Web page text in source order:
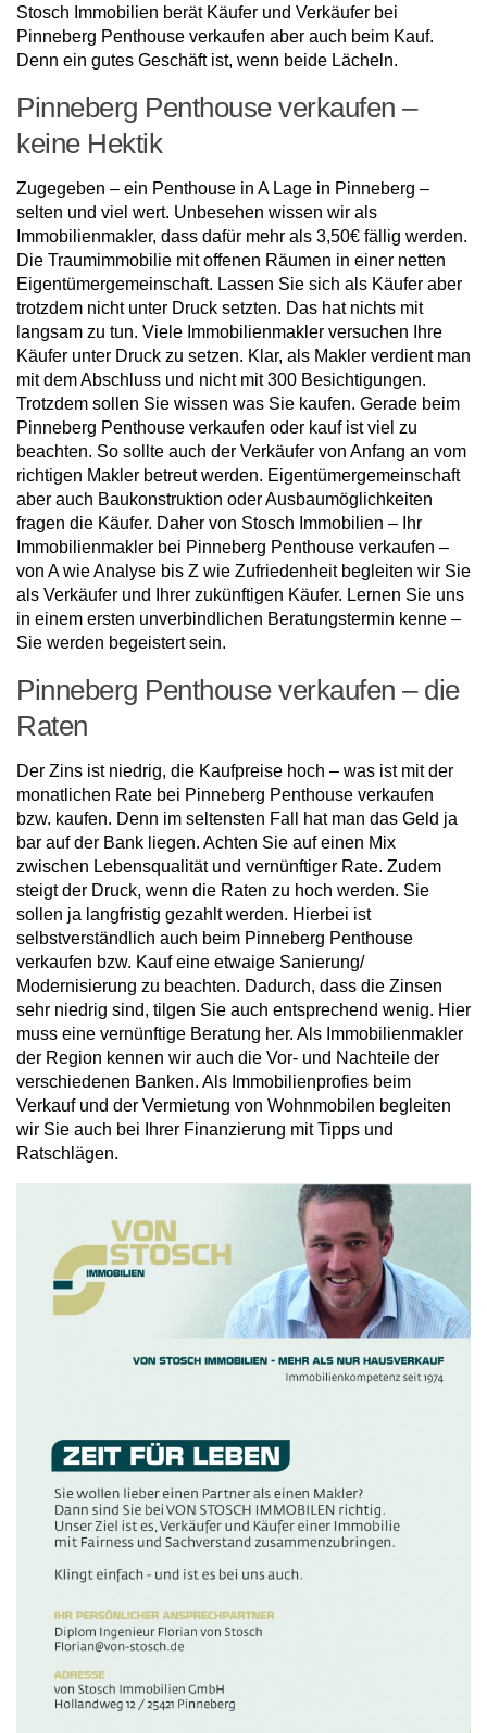
Stosch Immobilien berät Käufer und Verkäufer bei
Pinneberg Penthouse verkaufen aber auch beim Kauf.
Denn ein gutes Geschäft ist, wenn beide Lächeln.
Pinneberg Penthouse verkaufen –
keine Hektik
Zugegeben – ein Penthouse in A Lage in Pinneberg –
selten und viel wert. Unbesehen wissen wir als
Immobilienmakler, dass dafür mehr als 3,50€ fällig werden.
Die Traumimmobilie mit offenen Räumen in einer netten
Eigentümergemeinschaft. Lassen Sie sich als Käufer aber
trotzdem nicht unter Druck setzten. Das hat nichts mit
langsam zu tun. Viele Immobilienmakler versuchen Ihre
Käufer unter Druck zu setzen. Klar, als Makler verdient man
mit dem Abschluss und nicht mit 300 Besichtigungen.
Trotzdem sollen Sie wissen was Sie kaufen. Gerade beim
Pinneberg Penthouse verkaufen oder kauf ist viel zu
beachten. So sollte auch der Verkäufer von Anfang an vom
richtigen Makler betreut werden. Eigentümergemeinschaft
aber auch Baukonstruktion oder Ausbaumöglichkeiten
fragen die Käufer. Daher von Stosch Immobilien – Ihr
Immobilienmakler bei Pinneberg Penthouse verkaufen –
von A wie Analyse bis Z wie Zufriedenheit begleiten wir Sie
als Verkäufer und Ihrer zukünftigen Käufer. Lernen Sie uns
in einem ersten unverbindlichen Beratungstermin kenne –
Sie werden begeistert sein.
Pinneberg Penthouse verkaufen – die
Raten
Der Zins ist niedrig, die Kaufpreise hoch – was ist mit der
monatlichen Rate bei Pinneberg Penthouse verkaufen
bzw. kaufen. Denn im seltensten Fall hat man das Geld ja
bar auf der Bank liegen. Achten Sie auf einen Mix
zwischen Lebensqualität und vernünftiger Rate. Zudem
steigt der Druck, wenn die Raten zu hoch werden. Sie
sollen ja langfristig gezahlt werden. Hierbei ist
selbstverständlich auch beim Pinneberg Penthouse
verkaufen bzw. Kauf eine etwaige Sanierung/
Modernisierung zu beachten. Dadurch, dass die Zinsen
sehr niedrig sind, tilgen Sie auch entsprechend wenig. Hier
muss eine vernünftige Beratung her. Als Immobilienmakler
der Region kennen wir auch die Vor- und Nachteile der
verschiedenen Banken. Als Immobilienprofies beim
Verkauf und der Vermietung von Wohnmobilen begleiten
wir Sie auch bei Ihrer Finanzierung mit Tipps und
Ratschlägen.